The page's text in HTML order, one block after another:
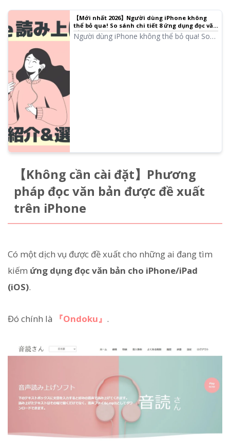
【Mới nhất 2026】Người dùng iPhone không
thể bỏ qua! So sánh chi tiết 8 ứng dụng đọc văn
bản tự động được đề xuất
Người dùng iPhone không thể bỏ qua! So
【Không cần cài đặt】Phương
pháp đọc văn bản được đề xuất
trên iPhone
Có một dịch vụ được đề xuất cho những ai đang tìm
kiếm ứng dụng đọc văn bản cho iPhone/iPad
(iOS).
Đó chính là 『Ondoku』 .